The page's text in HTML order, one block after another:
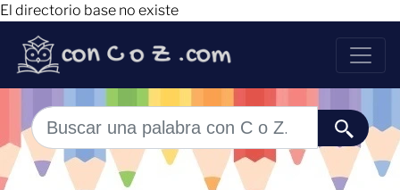
El directorio base no existe